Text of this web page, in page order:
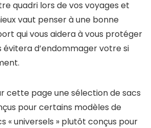
quadri lors de vos voyages et
vaut penser à une bonne
qui vous aidera à vous protéger
évitera d’endommager votre si
cette page une sélection de sacs
pour certains modèles de
« universels » plutôt conçus pour